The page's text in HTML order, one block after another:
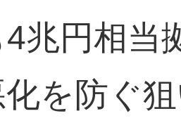
兆円相当
を防ぐ